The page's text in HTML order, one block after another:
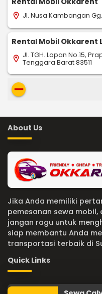
location_on Jl. Nusa Kambangan Gg.
Rental Mobil Okkarent
location_on Jl. TGH. Lopan No.15,
Tenggara Barat 83511
remove
About Us
Jika Anda memiliki
pemesanan sewa mobil,
jangan ragu untuk
siap membantu Anda
transportasi terbaik di
Quick Links